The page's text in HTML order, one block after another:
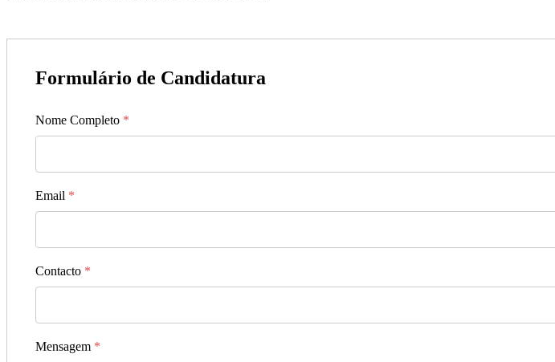
Formulário de Candidatura
Nome Completo *
Email *
Contacto *
Mensagem *